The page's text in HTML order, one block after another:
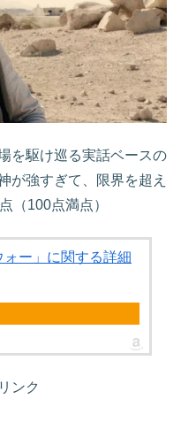
を駆け巡る実話ベースの
が強すぎて、限界を超え
（100点満点）
ー」に関する詳細
ンク